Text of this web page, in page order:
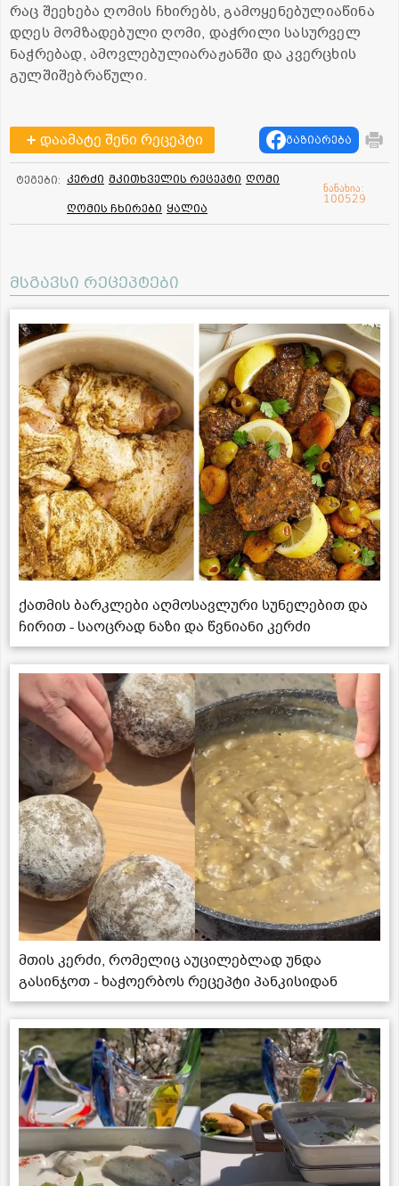
რაც შეეხება ღომის ჩხირებს, გამოყენებულიაწინა
დღეს მომზადებული ღომი, დაჭრილი სასურველ
ნაჭრებად, ამოვლებულიარაჟანში და კვერცხის
გულშიშებრაწული.
დაამატე შენი რეცეპტი გაზიარება
ტეგები: კერძი მკითხველის რეცეპტი ღომი
ღომის ჩხირები ყალია
ნანახია:
100529
მსგავსი რეცეპტები
ქათმის ბარკლები აღმოსავლური სუნელებით და
ჩირით - საოცრად ნაზი და წვნიანი კერძი
მთის კერძი, რომელიც აუცილებლად უნდა
გასინჯოთ - ხაჭოერბოს რეცეპტი პანკისიდან